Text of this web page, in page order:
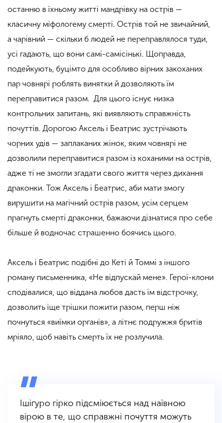
останню в їхньому житті мандрівку на острів —
класичну міфологему смерті. Острів той не звичайний,
а чарівний — скільки б людей не переправлялося туди,
усі гадають, що вони самі-самісінькі. Щоправда,
подейкують, буцімто для особливо вірних закоханих
пар човнярі роблять винятки й дозволяють їм
переправитися разом. Для цього існує низка
контрольних запитань, які виявляють справжність
почуттів. Дорогою Аксель і Беатрис зустрічають
чорних удів — заплаканих жінок, яким човнярі не
дозволили переправитися разом із коханими на острів,
адже ті не змогли згадати свого життя через дихання
драконки. Тож Аксель і Беатрис, аби мати змогу
вирушити на магічний острів разом, усім серцем
прагнуть смерті драконки, бажаючи дізнатися про себе
більше й водночас страшенно боячись цього.
Аксель і Беатрис подібні до Кеті й Томмі з іншого
роману письменника, «Не відпускай мене». Герої-клони
сподівалися, що віддана любов дасть їм відстрочку,
дозволить іще трішки пожити разом, перш ніж
почнуться «виїмки органів», а літнє подружжя бритів
мріяло, щоб навіть смерть їх не розлучила.
Ішіґуро гірко підсміюється над наївною
вірою в те, що справжні почуття можуть